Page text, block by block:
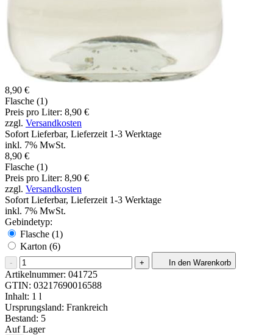
8,90 €
Flasche (1)
Preis pro Liter: 8,90 €
zzgl. Versandkosten
Sofort Lieferbar, Lieferzeit 1-3 Werktage
inkl. 7% MwSt.
8,90 €
Flasche (1)
Preis pro Liter: 8,90 €
zzgl. Versandkosten
Sofort Lieferbar, Lieferzeit 1-3 Werktage
inkl. 7% MwSt.
Gebindetyp:
Flasche (1)
Karton (6)
- + In den Warenkorb
Artikelnummer: 041725
GTIN: 03217690016588
Inhalt: 1 l
Ursprungsland: Frankreich
Bestand: 5
Auf Lager